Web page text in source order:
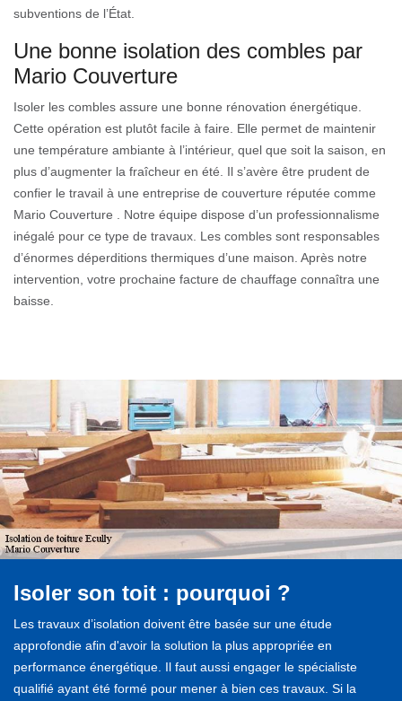
subventions de l’État.
Une bonne isolation des combles par
Mario Couverture
Isoler les combles assure une bonne rénovation énergétique.
Cette opération est plutôt facile à faire. Elle permet de maintenir
une température ambiante à l’intérieur, quel que soit la saison, en
plus d’augmenter la fraîcheur en été. Il s’avère être prudent de
confier le travail à une entreprise de couverture réputée comme
Mario Couverture . Notre équipe dispose d’un professionnalisme
inégalé pour ce type de travaux. Les combles sont responsables
d’énormes déperditions thermiques d’une maison. Après notre
intervention, votre prochaine facture de chauffage connaîtra une
baisse.
Isoler son toit : pourquoi ?
Les travaux d’isolation doivent être basée sur une étude
approfondie afin d'avoir la solution la plus appropriée en
performance énergétique. Il faut aussi engager le spécialiste
qualifié ayant été formé pour mener à bien ces travaux. Si la